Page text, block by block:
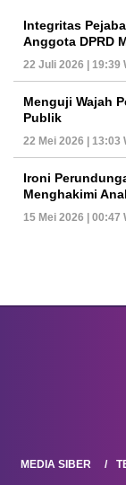
Integritas
Anggota DPRD
22 Juli 2026 | 19:39
Menguji Wajah
Publik
22 Mei 2026 | 13:03
Ironi
Menghakimi
15 Mei 2026 | 00:47
MEDIA SIBER